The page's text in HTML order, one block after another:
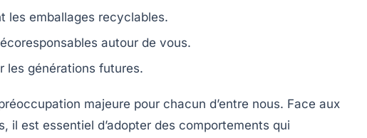
les emballages recyclables.
écoresponsables autour de vous.
les générations futures.
majeure pour chacun d’entre nous. Face aux
il est essentiel d’adopter des comportements qui